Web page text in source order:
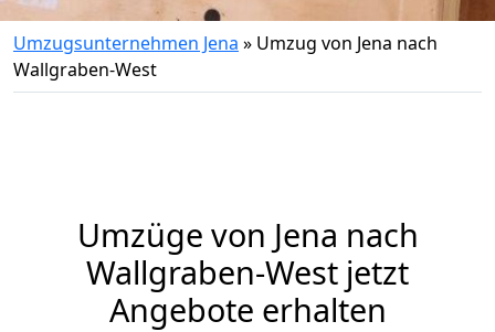
Umzugsunternehmen Jena » Umzug von Jena nach
Wallgraben-West
Umzüge von Jena nach
Wallgraben-West jetzt
Angebote erhalten